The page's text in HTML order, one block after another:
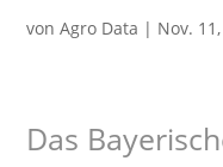
vonAgro Data | Nov.
Das